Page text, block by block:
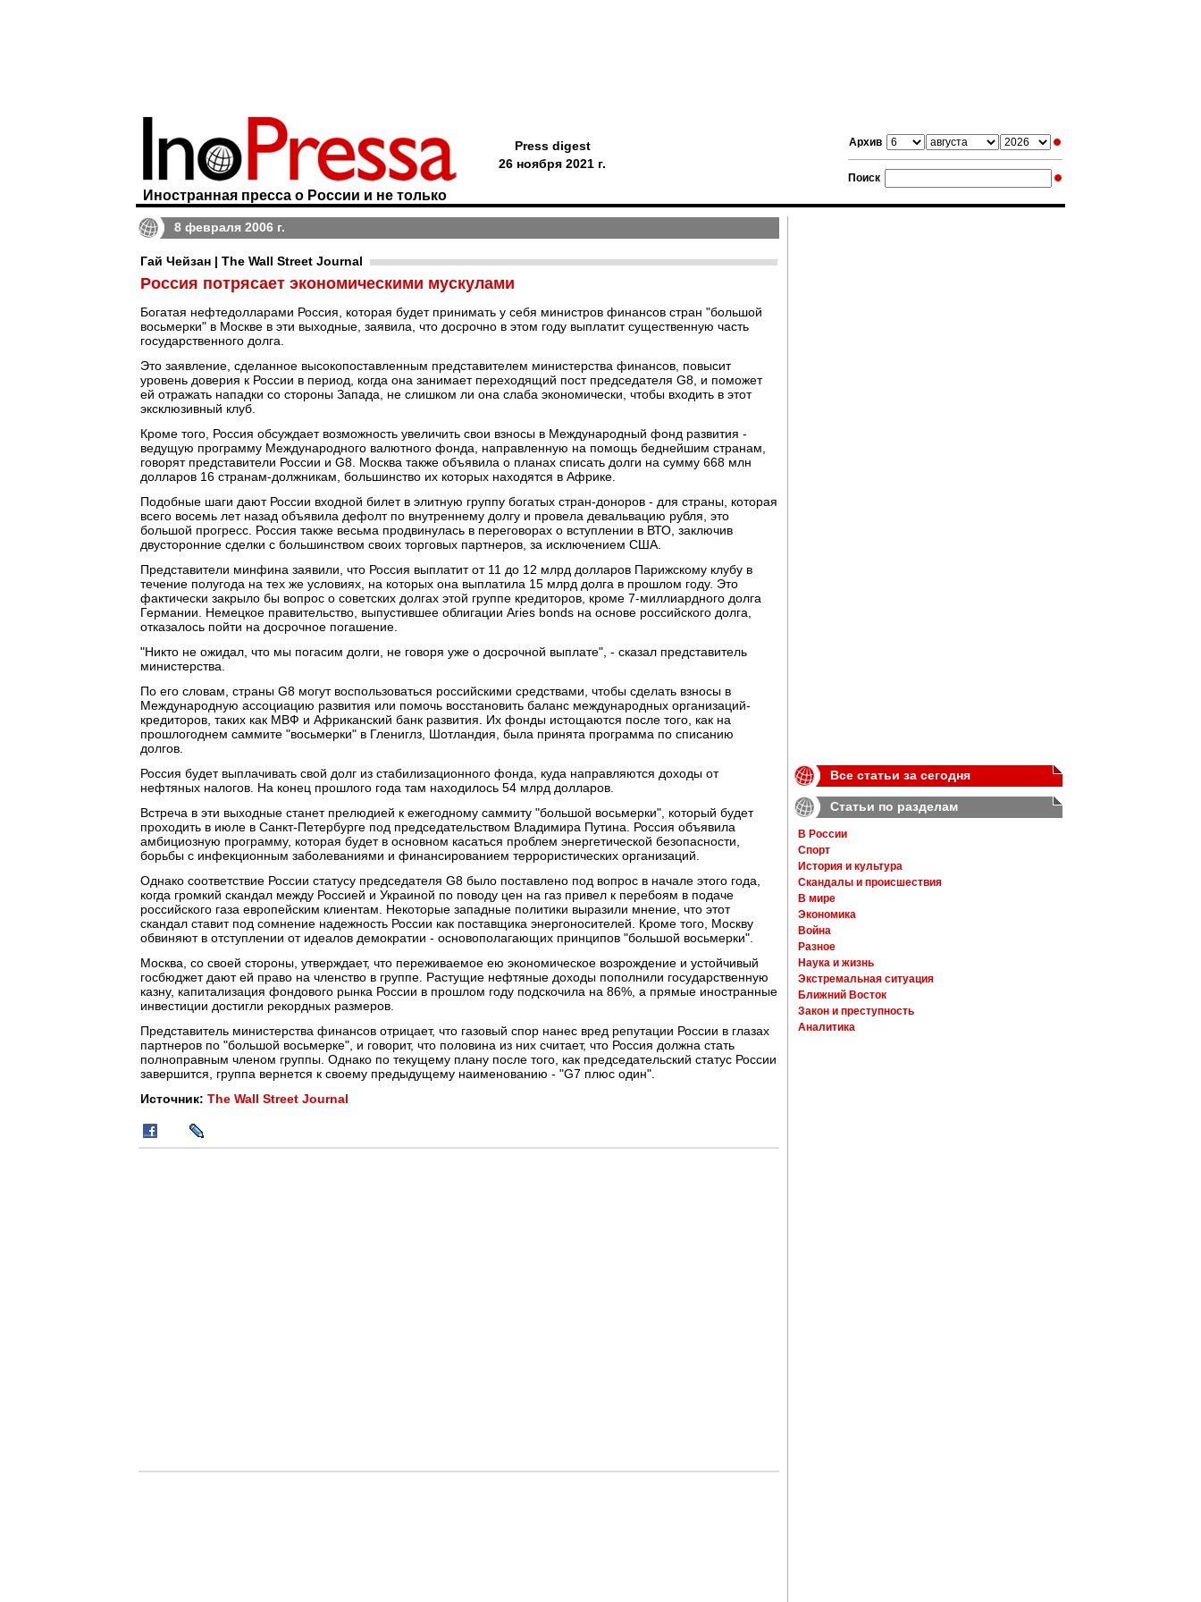
Архив
Поиск
Иностранная пресса о России и не только
Press digest
26 ноября 2021 г.
8 февраля 2006 г.
Гай Чейзан | The Wall Street Journal
Россия потрясает экономическими мускулами
Богатая нефтедолларами Россия, которая будет принимать у себя министров финансов стран "большой
восьмерки" в Москве в эти выходные, заявила, что досрочно в этом году выплатит существенную часть
государственного долга.
Это заявление, сделанное высокопоставленным представителем министерства финансов, повысит
уровень доверия к России в период, когда она занимает переходящий пост председателя G8, и поможет
ей отражать нападки со стороны Запада, не слишком ли она слаба экономически, чтобы входить в этот
эксклюзивный клуб.
Кроме того, Россия обсуждает возможность увеличить свои взносы в Международный фонд развития -
ведущую программу Международного валютного фонда, направленную на помощь беднейшим странам,
говорят представители России и G8. Москва также объявила о планах списать долги на сумму 668 млн
долларов 16 странам-должникам, большинство их которых находятся в Африке.
Подобные шаги дают России входной билет в элитную группу богатых стран-доноров - для страны, которая
всего восемь лет назад объявила дефолт по внутреннему долгу и провела девальвацию рубля, это
большой прогресс. Россия также весьма продвинулась в переговорах о вступлении в ВТО, заключив
двусторонние сделки с большинством своих торговых партнеров, за исключением США.
Представители минфина заявили, что Россия выплатит от 11 до 12 млрд долларов Парижскому клубу в
течение полугода на тех же условиях, на которых она выплатила 15 млрд долга в прошлом году. Это
фактически закрыло бы вопрос о советских долгах этой группе кредиторов, кроме 7-миллиардного долга
Германии. Немецкое правительство, выпустившее облигации Aries bonds на основе российского долга,
отказалось пойти на досрочное погашение.
"Никто не ожидал, что мы погасим долги, не говоря уже о досрочной выплате", - сказал представитель
министерства.
По его словам, страны G8 могут воспользоваться российскими средствами, чтобы сделать взносы в
Международную ассоциацию развития или помочь восстановить баланс международных организаций-
кредиторов, таких как МВФ и Африканский банк развития. Их фонды истощаются после того, как на
прошлогоднем саммите "восьмерки" в Глениглз, Шотландия, была принята программа по списанию
долгов.
Россия будет выплачивать свой долг из стабилизационного фонда, куда направляются доходы от
нефтяных налогов. На конец прошлого года там находилось 54 млрд долларов.
Встреча в эти выходные станет прелюдией к ежегодному саммиту "большой восьмерки", который будет
проходить в июле в Санкт-Петербурге под председательством Владимира Путина. Россия объявила
амбициозную программу, которая будет в основном касаться проблем энергетической безопасности,
борьбы с инфекционным заболеваниями и финансированием террористических организаций.
Однако соответствие России статусу председателя G8 было поставлено под вопрос в начале этого года,
когда громкий скандал между Россией и Украиной по поводу цен на газ привел к перебоям в подаче
российского газа европейским клиентам. Некоторые западные политики выразили мнение, что этот
скандал ставит под сомнение надежность России как поставщика энергоносителей. Кроме того, Москву
обвиняют в отступлении от идеалов демократии - основополагающих принципов "большой восьмерки".
Москва, со своей стороны, утверждает, что переживаемое ею экономическое возрождение и устойчивый
госбюджет дают ей право на членство в группе. Растущие нефтяные доходы пополнили государственную
казну, капитализация фондового рынка России в прошлом году подскочила на 86%, а прямые иностранные
инвестиции достигли рекордных размеров.
Представитель министерства финансов отрицает, что газовый спор нанес вред репутации России в глазах
партнеров по "большой восьмерке", и говорит, что половина из них считает, что Россия должна стать
полноправным членом группы. Однако по текущему плану после того, как председательский статус России
завершится, группа вернется к своему предыдущему наименованию - "G7 плюс один".
Источник: The Wall Street Journal
Все статьи за сегодня
Статьи по разделам
В России
Спорт
История и культура
Скандалы и происшествия
В мире
Экономика
Война
Разное
Наука и жизнь
Экстремальная ситуация
Ближний Восток
Закон и преступность
Аналитика